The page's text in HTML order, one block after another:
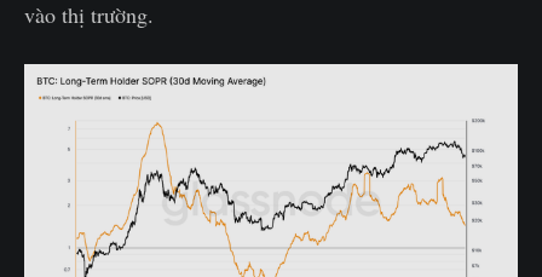
vào thị trường.